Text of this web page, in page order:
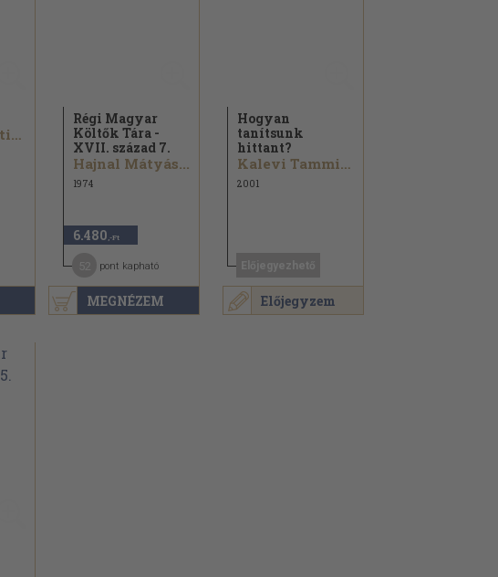
Mayer Krisztina...
MEGNÉZEM
Régi Magyar
Költők Tára -
XVII. század 7.
Hajnal Mátyás...
1974
6.480 ,-Ft
pont kapható
Előjegyzem
Hogyan
tanítsunk
hittant?
Kalevi Tamminen...
2001